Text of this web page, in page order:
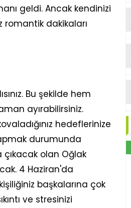
geldi. Ancak kendinizi
romantik dakikaları
Bu şekilde hem
ayırabilirsiniz.
hedeflerinize
durumunda
çıkacak olan Oğlak
4 Haziran'da
başkalarına çok
ve stresinizi